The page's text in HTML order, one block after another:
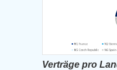
Verträge pro